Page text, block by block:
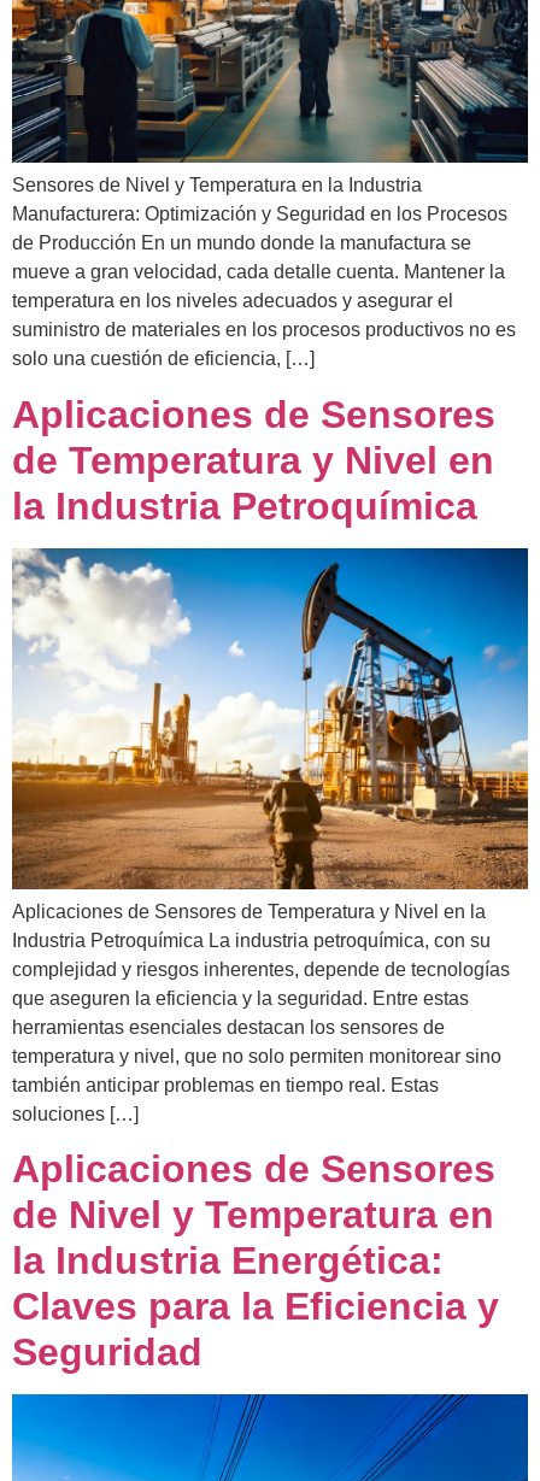
Sensores de Nivel y Temperatura en la Industria
Manufacturera: Optimización y Seguridad en los Procesos
de Producción En un mundo donde la manufactura se
mueve a gran velocidad, cada detalle cuenta. Mantener la
temperatura en los niveles adecuados y asegurar el
suministro de materiales en los procesos productivos no es
solo una cuestión de eficiencia, […]
Aplicaciones de Sensores
de Temperatura y Nivel en
la Industria Petroquímica
Aplicaciones de Sensores de Temperatura y Nivel en la
Industria Petroquímica La industria petroquímica, con su
complejidad y riesgos inherentes, depende de tecnologías
que aseguren la eficiencia y la seguridad. Entre estas
herramientas esenciales destacan los sensores de
temperatura y nivel, que no solo permiten monitorear sino
también anticipar problemas en tiempo real. Estas
soluciones […]
Aplicaciones de Sensores
de Nivel y Temperatura en
la Industria Energética:
Claves para la Eficiencia y
Seguridad